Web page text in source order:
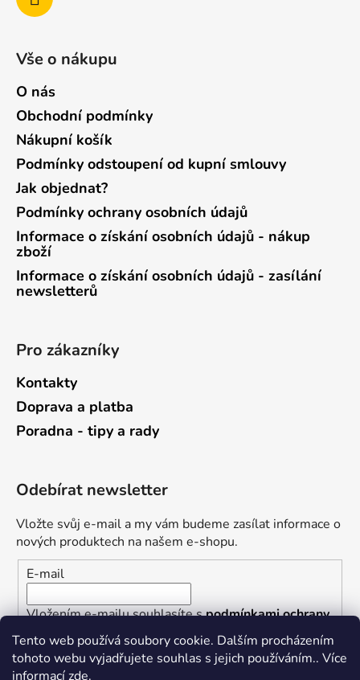
Tento web používá soubory cookie. Dalším procházením
tohoto webu vyjadřujete souhlas s jejich používáním.. Více
informacízde.
Vše o nákupu
O nás
Obchodní podmínky
Nákupní košík
Podmínky odstoupení od kupní smlouvy
Jak objednat?
Podmínky ochrany osobních údajů
Informace o získání osobních údajů - nákup
zboží
Informace o získání osobních údajů - zasílání
newsletterů
Pro zákazníky
Kontakty
Doprava a platba
Poradna - tipy a rady
Odebírat newsletter
Vložte svůj e-mail a my vám budeme zasílat informace o
nových produktech na našem e-shopu.
E-mail
Vložením e-mailu souhlasíte spodmínkami ochrany
osobních údajů
PŘIHLÁSIT SE